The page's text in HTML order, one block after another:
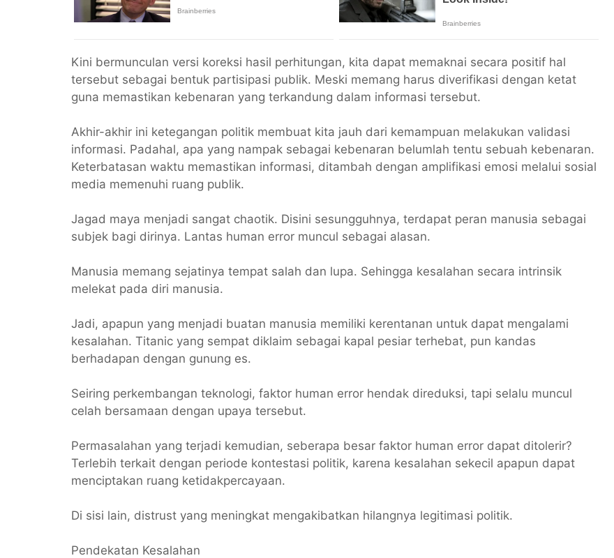
Kini bermunculan versi koreksi hasil perhitungan, kita dapat memaknai secara positif hal
tersebut sebagai bentuk partisipasi publik. Meski memang harus diverifikasi dengan ketat
guna memastikan kebenaran yang terkandung dalam informasi tersebut.
Akhir-akhir ini ketegangan politik membuat kita jauh dari kemampuan melakukan validasi
informasi. Padahal, apa yang nampak sebagai kebenaran belumlah tentu sebuah kebenaran.
Keterbatasan waktu memastikan informasi, ditambah dengan amplifikasi emosi melalui sosial
media memenuhi ruang publik.
Jagad maya menjadi sangat chaotik. Disini sesungguhnya, terdapat peran manusia sebagai
subjek bagi dirinya. Lantas human error muncul sebagai alasan.
Manusia memang sejatinya tempat salah dan lupa. Sehingga kesalahan secara intrinsik
melekat pada diri manusia.
Jadi, apapun yang menjadi buatan manusia memiliki kerentanan untuk dapat mengalami
kesalahan. Titanic yang sempat diklaim sebagai kapal pesiar terhebat, pun kandas
berhadapan dengan gunung es.
Seiring perkembangan teknologi, faktor human error hendak direduksi, tapi selalu muncul
celah bersamaan dengan upaya tersebut.
Permasalahan yang terjadi kemudian, seberapa besar faktor human error dapat ditolerir?
Terlebih terkait dengan periode kontestasi politik, karena kesalahan sekecil apapun dapat
menciptakan ruang ketidakpercayaan.
Di sisi lain, distrust yang meningkat mengakibatkan hilangnya legitimasi politik.
Pendekatan Kesalahan